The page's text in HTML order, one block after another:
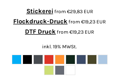
Stickerei from €29,83 EUR
Flockdruck-Druckfrom €19,23 EUR
DTF Druckfrom €19,23 EUR
inkl. 19% MWSt.